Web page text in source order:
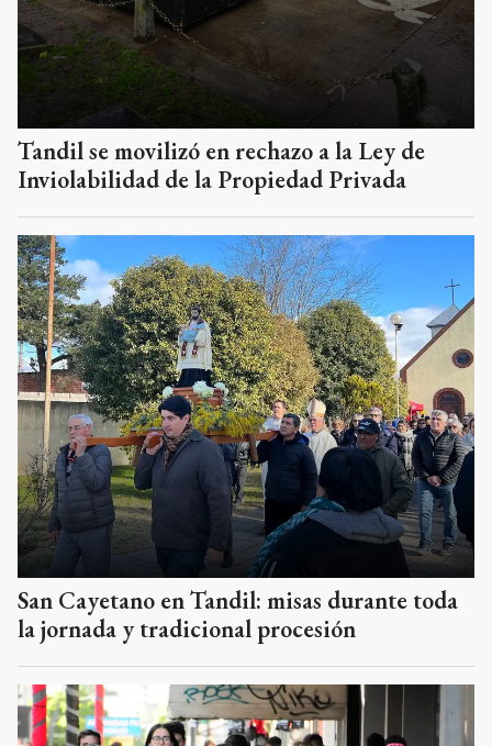
Tandil se movilizó en rechazo a la Ley de
Inviolabilidad de la Propiedad Privada
San Cayetano en Tandil: misas durante toda
la jornada y tradicional procesión